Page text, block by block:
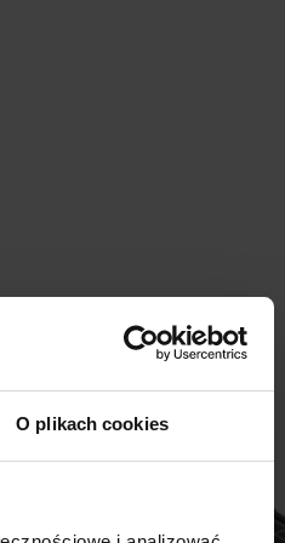
O plikach cookies